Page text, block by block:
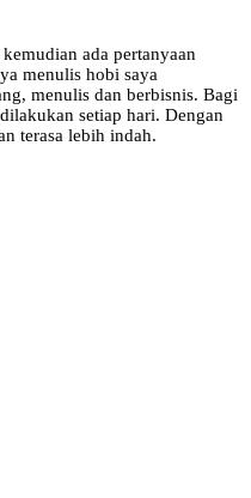
ada pertanyaan
menulis hobi saya
menulis dan berbisnis. Bagi
setiap hari. Dengan
terasa lebih indah.